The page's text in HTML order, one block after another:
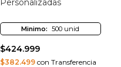
Personalizadas
Minimo: 500 unid
$424.999
$382.499con Transferencia